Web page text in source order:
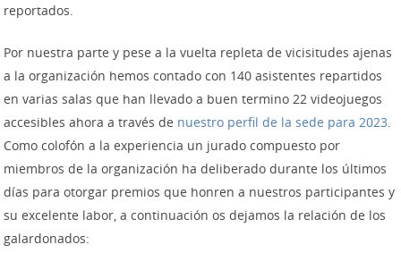
reportados.
Por nuestra parte y pese a la vuelta repleta de vicisitudes ajenas
a la organización hemos contado con 140 asistentes repartidos
en varias salas que han llevado a buen termino 22 videojuegos
accesibles ahora a través de nuestro perfil de la sede para 2023.
Como colofón a la experiencia un jurado compuesto por
miembros de la organización ha deliberado durante los últimos
días para otorgar premios que honren a nuestros participantes y
su excelente labor, a continuación os dejamos la relación de los
galardonados: